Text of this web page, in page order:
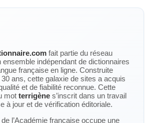
fait partie du réseau
ensemble indépendant de dictionnaires
française en ligne. Construite
ans, cette galaxie de sites a acquis
et de fiabilité reconnue. Cette
mot terrigène s’inscrit dans un travail
à jour et de vérification éditoriale.
l’Académie française occupe une